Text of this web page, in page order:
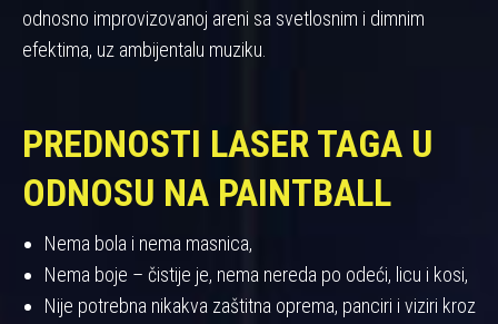
odnosno improvizovanoj areni sa svetlosnim i dimnim
efektima, uz ambijentalu muziku.
PREDNOSTI LASER TAGA U
ODNOSU NA PAINTBALL
Nema bola i nema masnica,
Nema boje – čistije je, nema nereda po odeći, licu i kosi,
Nije potrebna nikakva zaštitna oprema, panciri i viziri kroz